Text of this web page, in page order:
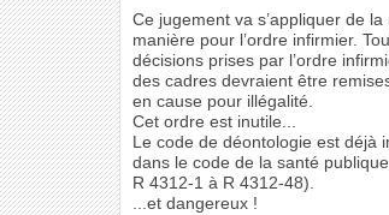
Ce jugement va s’appliquer de la
manière pour l’ordre infirmier.
décisions prises par l’ordre
des cadres devraient être
en cause pour illégalité.
Cet ordre est inutile...
Le code de déontologie est déjà
dans le code de la santé
R 4312-1 à R 4312-48).
...et dangereux !